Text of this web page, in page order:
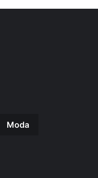
Moda